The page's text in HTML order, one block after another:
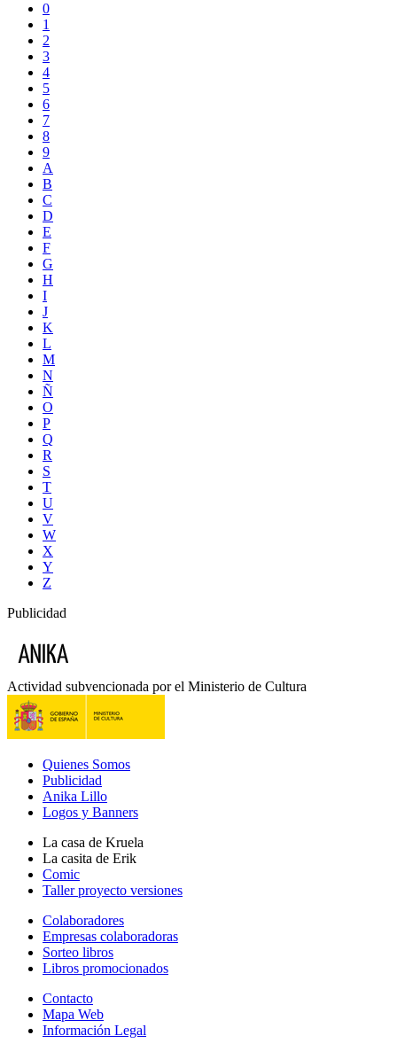
0
1
2
3
4
5
6
7
8
9
A
B
C
D
E
F
G
H
I
J
K
L
M
N
Ñ
O
P
Q
R
S
T
U
V
W
X
Y
Z
Publicidad
Actividad subvencionada por el Ministerio de Cultura
Quienes Somos
Publicidad
Anika Lillo
Logos y Banners
La casa de Kruela
La casita de Erik
Comic
Taller proyecto versiones
Colaboradores
Empresas colaboradoras
Sorteo libros
Libros promocionados
Contacto
Mapa Web
Información Legal